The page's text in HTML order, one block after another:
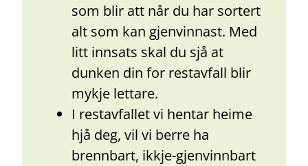
som blir att når du har sortert
alt som kan gjenvinnast. Med
litt innsats skal du sjå at
dunken din for restavfall blir
mykje lettare.
I restavfallet vi hentar heime
hjå deg, vil vi berre ha
brennbart, ikkje-gjenvinnbart